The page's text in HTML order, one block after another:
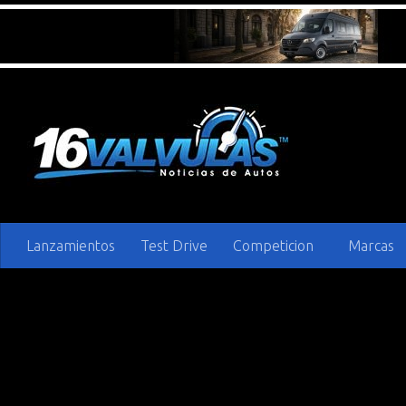
Lanzamientos Test Drive Competicion Marcas